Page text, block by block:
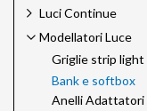
Luci Continue
Modellatori Luce
Griglie strip light
Bank e softbox
Anelli Adattatori